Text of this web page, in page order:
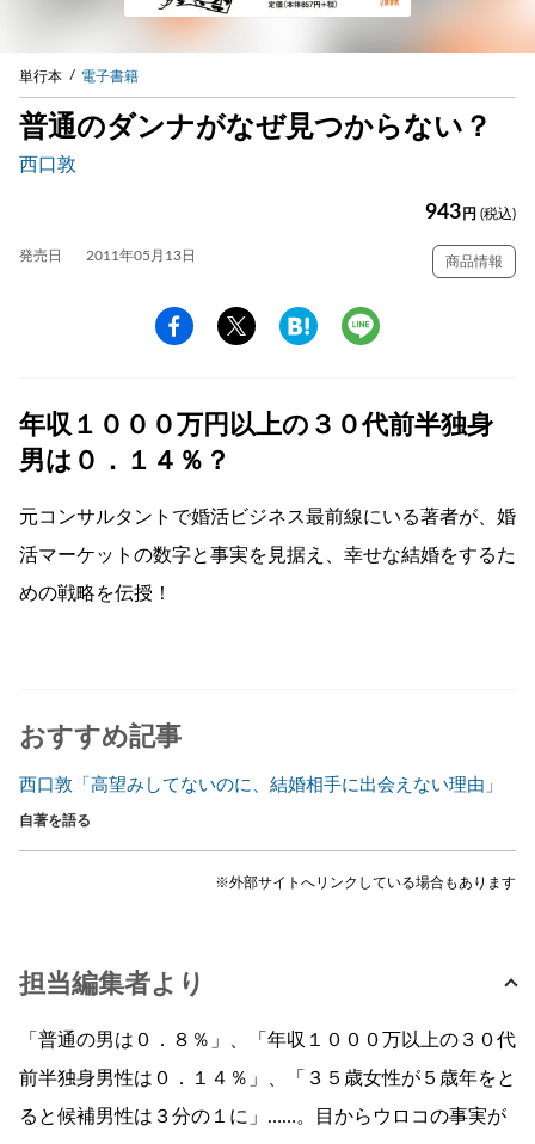
単行本 電子書籍
普通のダンナがなぜ見つからない？
西口敦
943 円 (税込)
発売日 2011年05月13日 商品情報
年収１０００万円以上の３０代前半独身
男は０．１４％？
元コンサルタントで婚活ビジネス最前線にいる著者が、婚
活マーケットの数字と事実を見据え、幸せな結婚をするた
めの戦略を伝授！
おすすめ記事
西口敦「高望みしてないのに、結婚相手に出会えない理由」
自著を語る
※外部サイトへリンクしている場合もあります
担当編集者より
「普通の男は０．８％」、「年収１０００万以上の３０代
前半独身男性は０．１４％」、「３５歳女性が５歳年をと
ると候補男性は３分の１に」……。目からウロコの事実が